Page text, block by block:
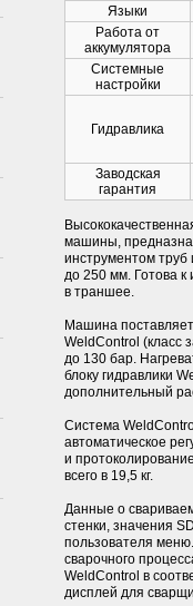
Языки
Работа от
аккумулятора
Системные
настройки
Гидравлика
Заводская
гарантия
машины,
инструментом
до 250 мм. Готова к
в траншее.
Машина
WeldControl (класс
до 130 бар.
блоку гидравлики
дополнительный
Система
автоматическое
и
всего в 19,5 кг.
Данные о
стенки, значения
пользователя
сварочного
WeldControl в
дисплей для